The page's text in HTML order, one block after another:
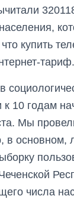
купить
тариф.
к 10 годам
Мы
в основном,
числа